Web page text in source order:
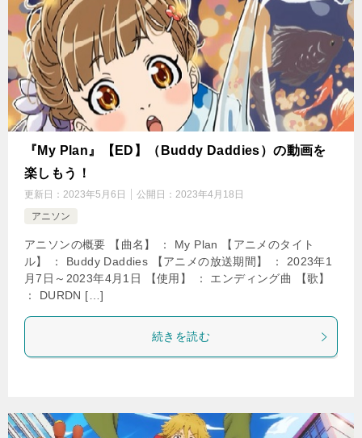
『My Plan』【ED】（Buddy Daddies）の動画を
楽しもう！
更新日： 2023年5月6日 公開日： 2023年4月18日
アニソン
アニソンの概要 【曲名】 ： My Plan 【アニメのタイト
ル】 ： Buddy Daddies 【アニメの放送期間】 ： 2023年1
月7日～2023年4月1日 【使用】 ： エンディング曲 【歌】
： DURDN […]
続きを読む